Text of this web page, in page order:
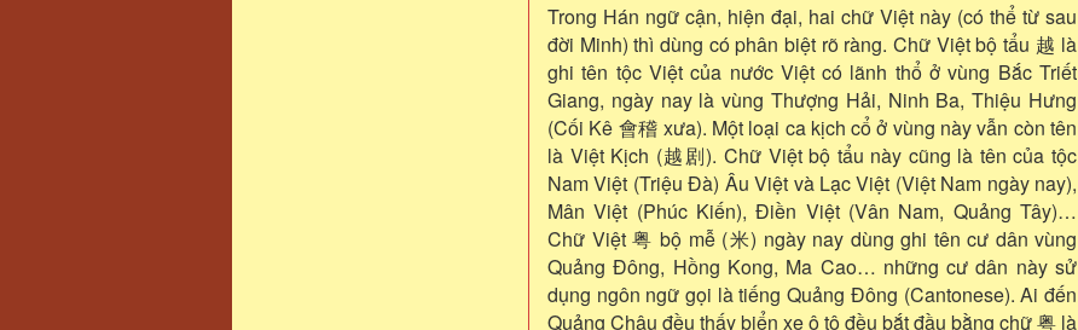
Trong Hán ngữ cận, hiện đại, hai chữ Việt này (có thể từ sau
đời Minh) thì dùng có phân biệt rõ ràng. Chữ Việt bộ tẩu 越 là
ghi tên tộc Việt của nước Việt có lãnh thổ ở vùng Bắc Triết
Giang, ngày nay là vùng Thượng Hải, Ninh Ba, Thiệu Hưng
(Cối Kê 會稽 xưa). Một loại ca kịch cổ ở vùng này vẫn còn tên
là Việt Kịch (越剧). Chữ Việt bộ tẩu này cũng là tên của tộc
Nam Việt (Triệu Đà) Âu Việt và Lạc Việt (Việt Nam ngày nay),
Mân Việt (Phúc Kiến), Điền Việt (Vân Nam, Quảng Tây)…
Chữ Việt 粤 bộ mễ (米) ngày nay dùng ghi tên cư dân vùng
Quảng Đông, Hồng Kong, Ma Cao… những cư dân này sử
dụng ngôn ngữ gọi là tiếng Quảng Đông (Cantonese). Ai đến
Quảng Châu đều thấy biển xe ô tô đều bắt đầu bằng chữ 粤 là